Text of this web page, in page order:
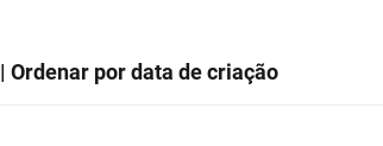
| Ordenar por data de criação